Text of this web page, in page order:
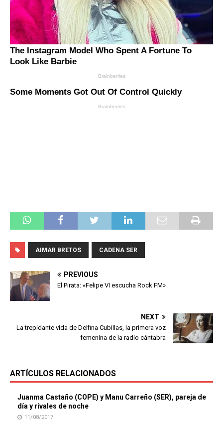
AIMAR BRETOS CADENA SER
PREVIOUS
El Pirata: «Felipe VI escucha Rock FM»
NEXT
La trepidante vida de Delfina Cubillas, la primera voz
femenina de la radio cántabra
ARTÍCULOS RELACIONADOS
Juanma Castaño (COPE) y Manu Carreño (SER), pareja de
día y rivales de noche
11/08/2017